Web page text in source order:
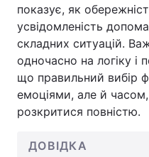
показує, як
усвідомленість
складних ситуацій.
одночасно на логіку і
що правильний вибір
емоціями, але й
розкритися повністю.
ДОВІДКА